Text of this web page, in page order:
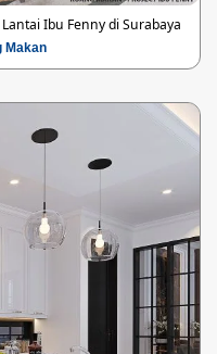
Ibu Fenny di Surabaya
Makan